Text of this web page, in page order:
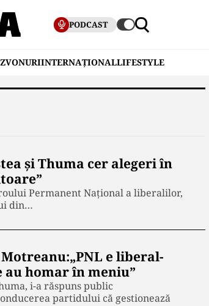
PODCAST
ZVONURIINTERNAȚIONALLIFESTYLE
și Thuma cer alegeri în
Permanent Național a liberalilor,
din…
e liberal-
homar în meniu”
i-a răspuns public
partidului că gestionează